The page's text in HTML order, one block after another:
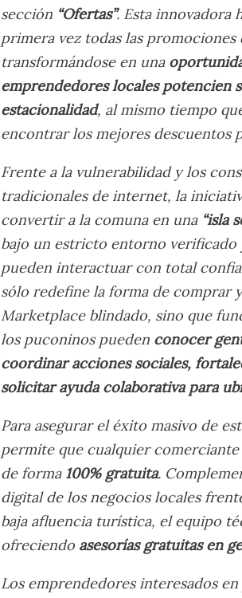
sección “Ofertas”. Esta innovadora
primera vez todas las promociones
transformándose en una
emprendedores locales potencien
estacionalidad, al mismo tiempo
encontrar los mejores descuentos
Frente a la vulnerabilidad y los
tradicionales de internet, la
convertir a la comuna en una “isla
bajo un estricto entorno verificado
pueden interactuar con total
sólo redefine la forma de comprar
Marketplace blindado, sino que
los puconinos pueden conocer
coordinar acciones sociales,
solicitar ayuda colaborativa para
Para asegurar el éxito masivo de
permite que cualquier
de forma 100% gratuita.
digital de los negocios locales
baja afluencia turística, el equipo
ofreciendo asesorías gratuitas en
Los emprendedores interesados